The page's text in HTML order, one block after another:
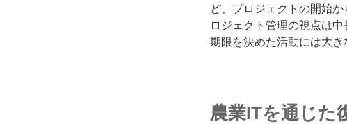
ど、プロジェクトの開始
ロジェクト管理の視点は
期限を決めた活動には大き
農業ITを通じた